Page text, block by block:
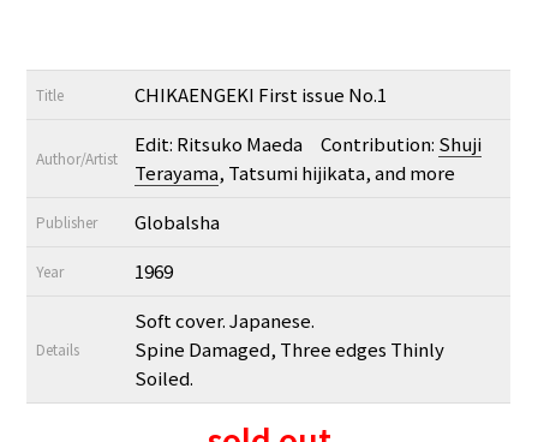
Title CHIKAENGEKI First issue No.1
Author/Artist
Edit: Ritsuko Maeda Contribution: Shuji
Terayama, Tatsumi hijikata, and more
Publisher Globalsha
Year 1969
Details
Soft cover. Japanese.
Spine Damaged, Three edges Thinly
Soiled.